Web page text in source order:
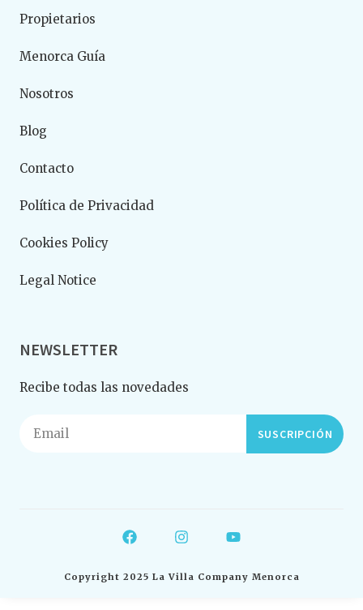
Propietarios
Menorca Guía
Nosotros
Blog
Contacto
Política de Privacidad
Cookies Policy
Legal Notice
NEWSLETTER
Recibe todas las novedades
SUSCRIPCIÓN
Copyright 2025 La Villa Company Menorca